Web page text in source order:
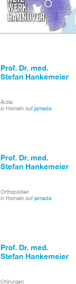
Prof. Dr. med.
Stefan Hankemeier
Ärzte
in Hameln aufjameda
Prof. Dr. med.
Stefan Hankemeier
Orthopäden
in Hameln aufjameda
Prof. Dr. med.
Stefan Hankemeier
Chirurgen